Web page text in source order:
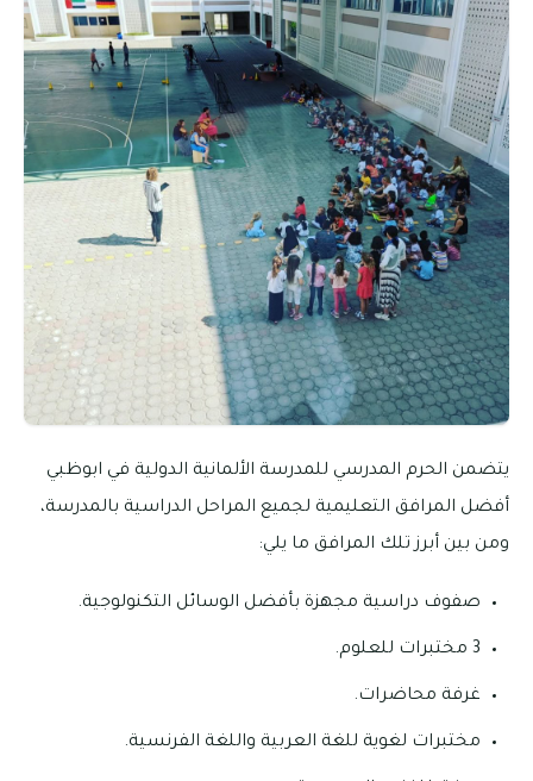
يتضمن الحرم المدرسي للمدرسة الألمانية الدولية في ابوظبي
أفضل المرافق التعليمية لجميع المراحل الدراسية بالمدرسة،
ومن بين أبرز تلك المرافق ما يلي:
صفوف دراسية مجهزة بأفضل الوسائل التكنولوجية.
3 مختبرات للعلوم.
غرفة محاضرات.
مختبرات لغوية للغة العربية واللغة الفرنسية.